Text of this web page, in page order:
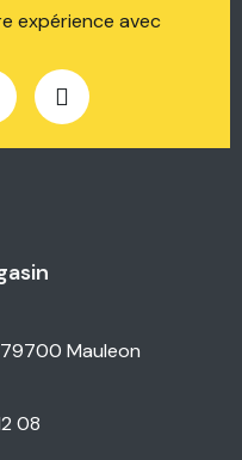
expérience avec
Mauleon
08